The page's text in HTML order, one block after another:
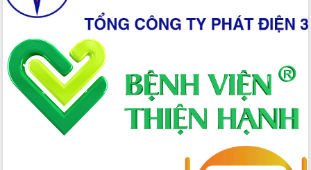
Tập huấn nâng cao năng lực triển khai
chuyển đổi số cho cán bộ, công chức
cấp xã
Đắk Lắk phát động hưởng ứng Ngày
Quyền của người tiêu dùng Việt Nam
2026
Đẩy mạnh cải cách hành chính, quyết
tâm đạt được mục tiêu tăng trưởng
hai con số trong năm 2026